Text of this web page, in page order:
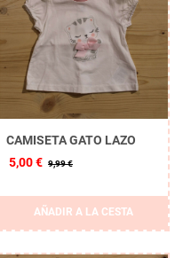
CAMISETA GATO LAZO
5,00 € 9,99 €
AÑADIR A LA CESTA